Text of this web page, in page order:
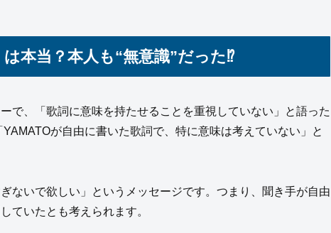
本当？本人も“無意識”だった⁉
で、「歌詞に意味を持たせることを重視していない」と語った
が自由に書いた歌詞で、特に意味は考えていない」と
ないで欲しい」というメッセージです。つまり、聞き手が自由
ていたとも考えられます。